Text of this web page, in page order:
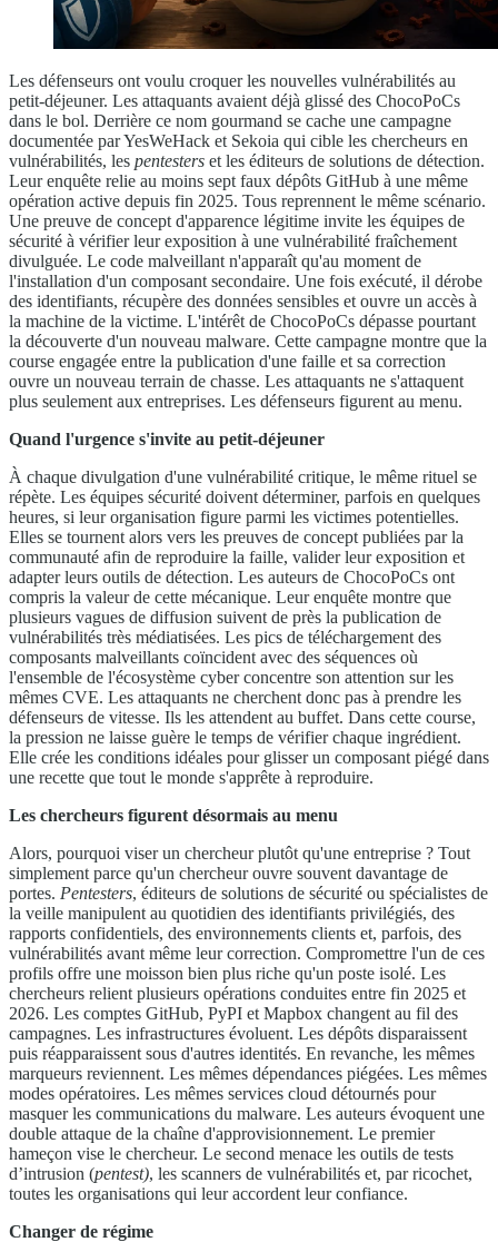
Les défenseurs ont voulu croquer les nouvelles vulnérabilités au
petit-déjeuner. Les attaquants avaient déjà glissé des ChocoPoCs
dans le bol. Derrière ce nom gourmand se cache une campagne
documentée par YesWeHack et Sekoia qui cible les chercheurs en
vulnérabilités, les pentesters et les éditeurs de solutions de détection.
Leur enquête relie au moins sept faux dépôts GitHub à une même
opération active depuis fin 2025. Tous reprennent le même scénario.
Une preuve de concept d'apparence légitime invite les équipes de
sécurité à vérifier leur exposition à une vulnérabilité fraîchement
divulguée. Le code malveillant n'apparaît qu'au moment de
l'installation d'un composant secondaire. Une fois exécuté, il dérobe
des identifiants, récupère des données sensibles et ouvre un accès à
la machine de la victime. L'intérêt de ChocoPoCs dépasse pourtant
la découverte d'un nouveau malware. Cette campagne montre que la
course engagée entre la publication d'une faille et sa correction
ouvre un nouveau terrain de chasse. Les attaquants ne s'attaquent
plus seulement aux entreprises. Les défenseurs figurent au menu.
Quand l'urgence s'invite au petit-déjeuner
À chaque divulgation d'une vulnérabilité critique, le même rituel se
répète. Les équipes sécurité doivent déterminer, parfois en quelques
heures, si leur organisation figure parmi les victimes potentielles.
Elles se tournent alors vers les preuves de concept publiées par la
communauté afin de reproduire la faille, valider leur exposition et
adapter leurs outils de détection. Les auteurs de ChocoPoCs ont
compris la valeur de cette mécanique. Leur enquête montre que
plusieurs vagues de diffusion suivent de près la publication de
vulnérabilités très médiatisées. Les pics de téléchargement des
composants malveillants coïncident avec des séquences où
l'ensemble de l'écosystème cyber concentre son attention sur les
mêmes CVE. Les attaquants ne cherchent donc pas à prendre les
défenseurs de vitesse. Ils les attendent au buffet. Dans cette course,
la pression ne laisse guère le temps de vérifier chaque ingrédient.
Elle crée les conditions idéales pour glisser un composant piégé dans
une recette que tout le monde s'apprête à reproduire.
Les chercheurs figurent désormais au menu
Alors, pourquoi viser un chercheur plutôt qu'une entreprise ? Tout
simplement parce qu'un chercheur ouvre souvent davantage de
portes. Pentesters, éditeurs de solutions de sécurité ou spécialistes de
la veille manipulent au quotidien des identifiants privilégiés, des
rapports confidentiels, des environnements clients et, parfois, des
vulnérabilités avant même leur correction. Compromettre l'un de ces
profils offre une moisson bien plus riche qu'un poste isolé. Les
chercheurs relient plusieurs opérations conduites entre fin 2025 et
2026. Les comptes GitHub, PyPI et Mapbox changent au fil des
campagnes. Les infrastructures évoluent. Les dépôts disparaissent
puis réapparaissent sous d'autres identités. En revanche, les mêmes
marqueurs reviennent. Les mêmes dépendances piégées. Les mêmes
modes opératoires. Les mêmes services cloud détournés pour
masquer les communications du malware. Les auteurs évoquent une
double attaque de la chaîne d'approvisionnement. Le premier
hameçon vise le chercheur. Le second menace les outils de tests
d’intrusion (pentest), les scanners de vulnérabilités et, par ricochet,
toutes les organisations qui leur accordent leur confiance.
Changer de régime